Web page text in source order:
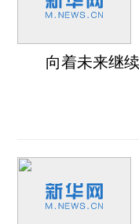
向着未来继